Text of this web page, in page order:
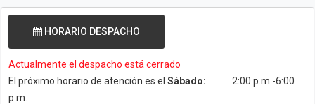
HORARIO DESPACHO
Actualmente el despacho está cerrado
El próximo horario de atención es el Sábado:
2:00 p.m.-6:00
p.m.